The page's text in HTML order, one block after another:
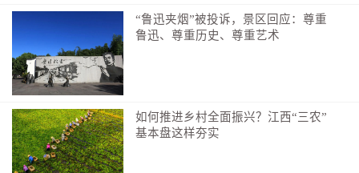
挥积极作用。
（本报日本埼玉7月8日电）
“鲁迅夹烟”被投诉，景区回应：尊重
鲁迅、尊重历史、尊重艺术
如何推进乡村全面振兴？江西“三农”
基本盘这样夯实